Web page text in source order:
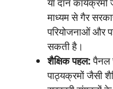
माध्यम से गैर
परियोजनाओं और
सकती है।
शैक्षिक पहल:पैनल
पाठ्यक्रमों जैसी